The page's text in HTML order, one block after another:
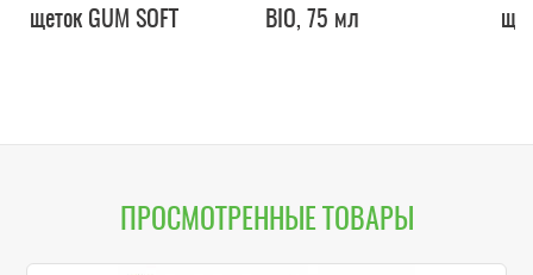
щеток GUM SOFT
BIO, 75 мл
ПРОСМОТРЕННЫЕ ТОВАРЫ